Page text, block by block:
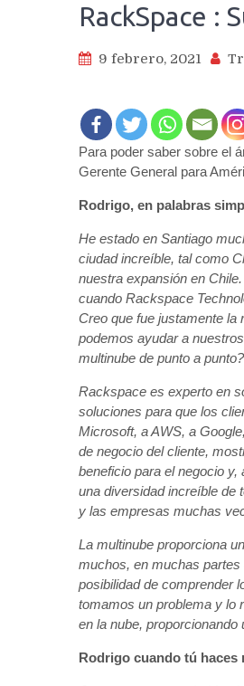
RackSpace :
9 febrero, 2021
Para poder saber sobre el
Gerente General para
Rodrigo, en palabras
He estado en Santiago
ciudad increíble, tal como
nuestra expansión en
cuando Rackspace
Creo que fue justamente la
podemos ayudar a
multinube de punto a punto?
Rackspace es experto en
soluciones para que los
Microsoft, a AWS, a
de negocio del cliente,
beneficio para el negocio
una diversidad increíble de
y las empresas muchas
La multinube proporciona
muchos, en muchas partes
posibilidad de comprender
tomamos un problema y lo
en la nube,
Rodrigo cuando tú